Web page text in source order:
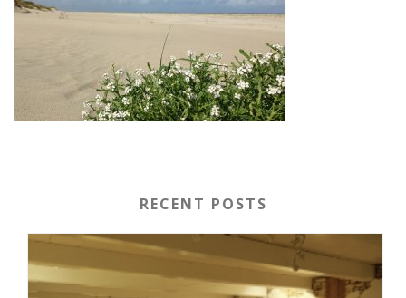
RECENT POSTS